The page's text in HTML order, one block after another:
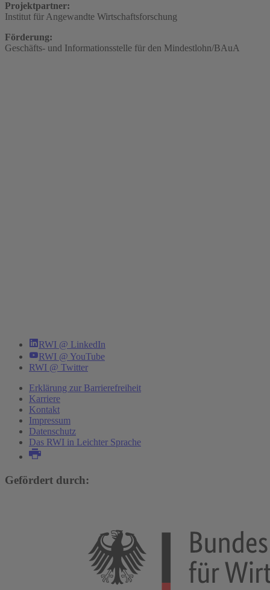
Projektpartner:
Institut für Angewandte Wirtschaftsforschung
Förderung:
Geschäfts- und Informationsstelle für den Mindestlohn/BAuA
RWI @ LinkedIn
RWI @ YouTube
RWI @ Twitter
Erklärung zur Barrierefreiheit
Karriere
Kontakt
Impressum
Datenschutz
Das RWI in Leichter Sprache
Gefördert durch: